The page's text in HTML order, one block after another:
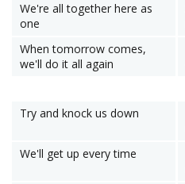
We're all together here as
one
When tomorrow comes,
we'll do it all again
Try and knock us down
We'll get up every time